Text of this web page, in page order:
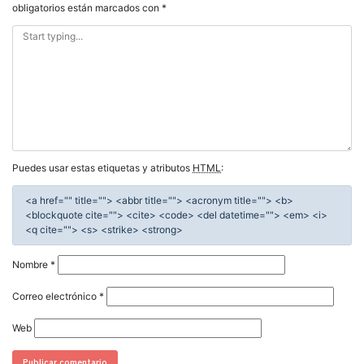
obligatorios están marcados con *
Puedes usar estas etiquetas y atributos HTML :
<a href="" title=""> <abbr title=""> <acronym title=""> <b>
<blockquote cite=""> <cite> <code> <del datetime=""> <em> <i>
<q cite=""> <s> <strike> <strong>
Nombre *
Correo electrónico *
Web